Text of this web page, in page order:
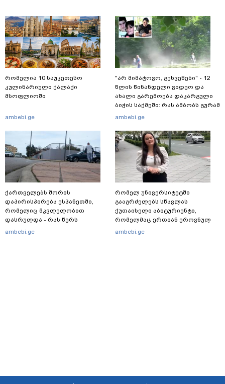
რომელია 10 საუკეთესო
კულინარიული ქალაქი
მსოფლიოში
ambebi.ge
ქართველებს შორის
დაპირისპირება ესპანეთში,
რომელიც მკვლელობით
დასრულდა - რას წერს
საერთაშორისო მედია: "მანქანა
ambebi.ge
"არ მიმატოვო, გეხვეწები" - 12
წლის წინანდელი ვიდეო და
ახალი გარემოება დაკარგული
ბიჭის საქმეში: რას ამბობს გურამ
დადიანიძის დედა
ambebi.ge
რომელ უნივერსიტეტში
გააგრძელებს სწავლას
ქუთაისელი აბიტურიენტი,
რომელმაც ერთიან ეროვნულ
გამოცდებზე, ყველა საგანში
ambebi.ge